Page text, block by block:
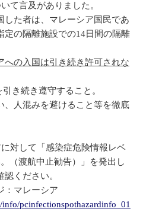
て言及がありました。
した者は、マレーシア国民であ
定の隔離施設での14日間の隔離
への入国は引き続き許可されな
き続き遵守すること。
、人混みを避けること等を徹底
対して「感染症危険情報レベ
（渡航中止勧告）」を発出し
ください。
：マレーシア
pcinfectionspothazardinfo_01